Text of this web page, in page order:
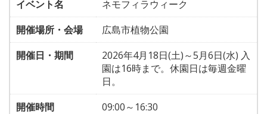
イベント名
ネモフィラウィーク
開催場所・会場
広島市植物公園
開催日・期間
2026年4月18日(土)～5月6日(水) 入
園は16時まで。休園日は毎週金曜
日。
開催時間
09:00～16:30